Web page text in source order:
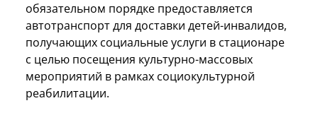
обязательном порядке предоставляется
автотранспорт для доставки детей-инвалидов,
получающих социальные услуги в стационаре
с целью посещения культурно-массовых
мероприятий в рамках социокультурной
реабилитации.